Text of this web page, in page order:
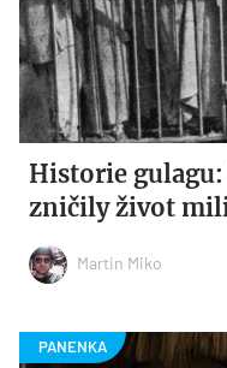
Historie gulagu:
zničily život
Martin Miko